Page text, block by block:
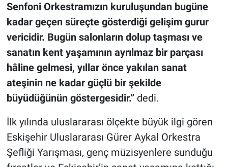
Senfoni Orkestramızın kuruluşundan bugüne
kadar geçen süreçte gösterdiği gelişim gurur
vericidir. Bugün salonların dolup taşması ve
sanatın kent yaşamının ayrılmaz bir parçası
hâline gelmesi, yıllar önce yakılan sanat
ateşinin ne kadar güçlü bir şekilde
büyüdüğünün göstergesidir.”dedi.
İlk yılında uluslararası ölçekte büyük ilgi gören
Eskişehir Uluslararası Gürer Aykal Orkestra
Şefliği Yarışması, genç müzisyenlere sunduğu